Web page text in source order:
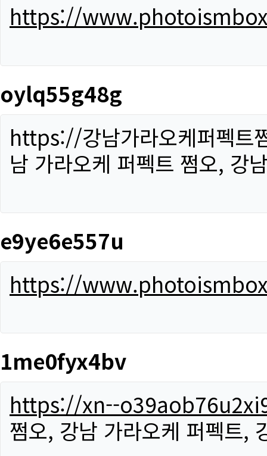
https://
oylq55g48g
https://강남가라오케퍼펙트
남 가라오케 퍼펙트 쩜오, 강
e9ye6e557u
https://
1me0fyx4bv
https://xn--
쩜오, 강남 가라오케 퍼펙트,